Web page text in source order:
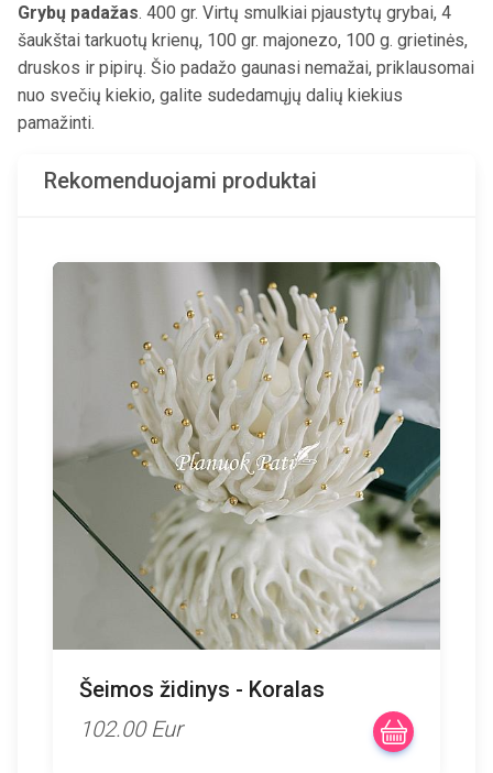
Grybų padažas. 400 gr. Virtų smulkiai pjaustytų grybai, 4
šaukštai tarkuotų krienų, 100 gr. majonezo, 100 g. grietinės,
druskos ir pipirų. Šio padažo gaunasi nemažai, priklausomai
nuo svečių kiekio, galite sudedamųjų dalių kiekius
pamažinti.
Rekomenduojami produktai
Šeimos židinys - Koralas
102.00 Eur